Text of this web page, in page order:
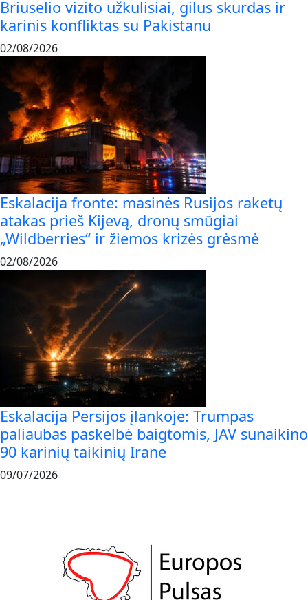
Briuselio vizito užkulisiai, gilus skurdas ir
karinis konfliktas su Pakistanu
02/08/2026
Eskalacija fronte: masinės Rusijos raketų
atakas prieš Kijevą, dronų smūgiai
„Wildberries“ ir žiemos krizės grėsmė
02/08/2026
Eskalacija Persijos įlankoje: Trumpas
paliaubas paskelbė baigtomis, JAV sunaikino
90 karinių taikinių Irane
09/07/2026